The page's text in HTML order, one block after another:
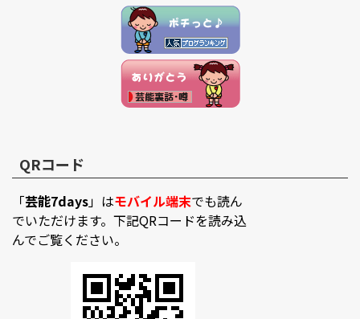
QRコード
「芸能7days」はモバイル端末でも読ん
でいただけます。下記QRコードを読み込
んでご覧ください。